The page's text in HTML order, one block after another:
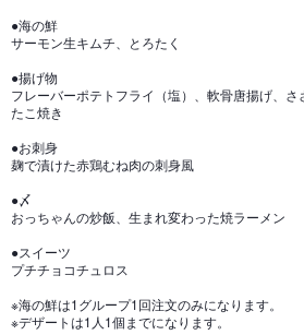
●海の鮮
サーモン生キムチ、とろたく
●揚げ物
フレーバーポテトフライ（塩）、軟骨唐揚げ、さ
たこ焼き
●お刺身
麹で漬けた赤鶏むね肉の刺身風
●〆
おっちゃんの炒飯、生まれ変わった焼ラーメン
●スイーツ
プチチョコチュロス
※海の鮮は1グループ1回注文のみになります。
※デザートは1人1個までになります。